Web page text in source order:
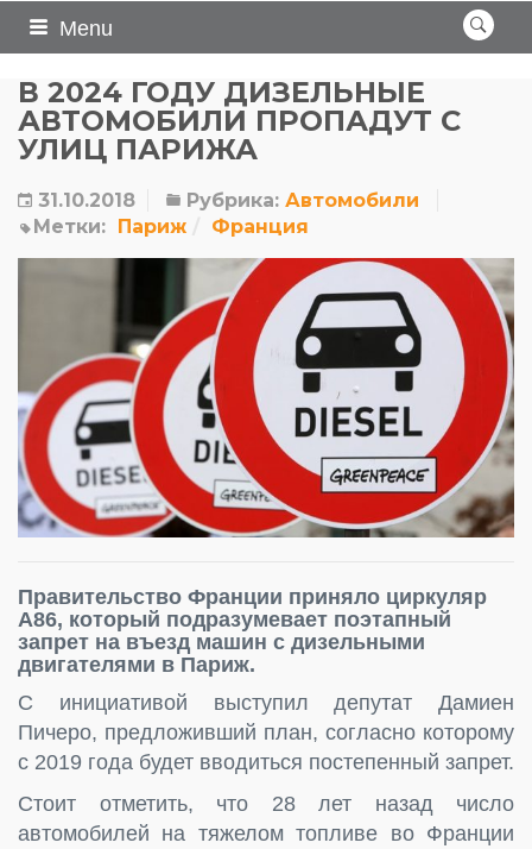
Menu
В 2024 ГОДУ ДИЗЕЛЬНЫЕ
АВТОМОБИЛИ ПРОПАДУТ С
УЛИЦ ПАРИЖА
31.10.2018 Рубрика: Автомобили
Метки: Париж Франция
Правительство Франции приняло циркуляр
A86, который подразумевает поэтапный
запрет на въезд машин с дизельными
двигателями в Париж.
С инициативой выступил депутат Дамиен
Пичеро, предложивший план, согласно которому
с 2019 года будет вводиться постепенный запрет.
Стоит отметить, что 28 лет назад число
автомобилей на тяжелом топливе во Франции